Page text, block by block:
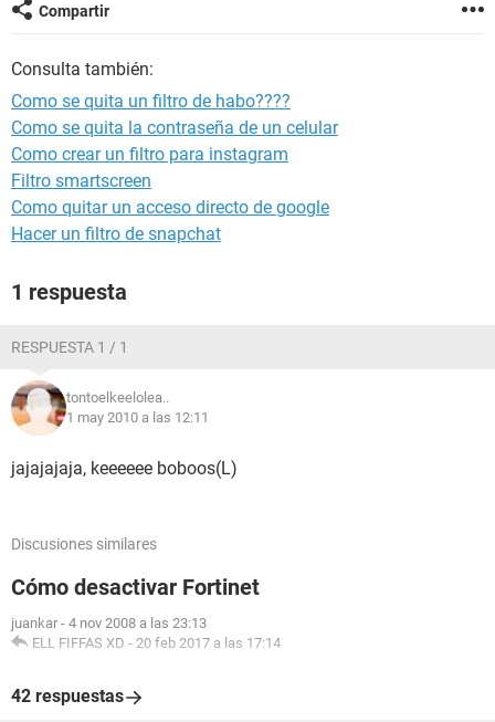
Compartir
Consulta también:
Como se quita un filtro de habo????
Como se quita la contraseña de un celular
Como crear un filtro para instagram
Filtro smartscreen
Como quitar un acceso directo de google
Hacer un filtro de snapchat
1 respuesta
RESPUESTA 1 / 1
tontoelkeelolea..
1 may 2010 a las 12:11
jajajajaja, keeeeee boboos(L)
Discusiones similares
Cómo desactivar Fortinet
juankar - 4 nov 2008 a las 23:13
ELL FIFFAS XD - 20 feb 2017 a las 17:14
42 respuestas